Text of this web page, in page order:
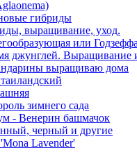
гибриды
выращивание, уход.
или Годзеффа
джунглей. Выращивание
выращиваю дома
зимнего сада
- Венерин башмачок
черный и другие
Lavender'